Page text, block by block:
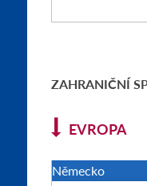
ZAHRANIČNÍ
EVROPA
Německo